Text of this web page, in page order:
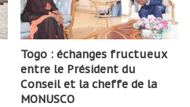
Togo : échanges fructueux
entre le Président du
Conseil et la cheffe de la
MONUSCO